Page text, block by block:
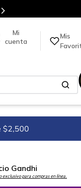
5 millones de títulos en
Mis
$2,500
Gandhi
exclusivo para compras en línea.